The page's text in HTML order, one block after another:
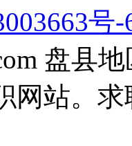
号-
盘县
网站。